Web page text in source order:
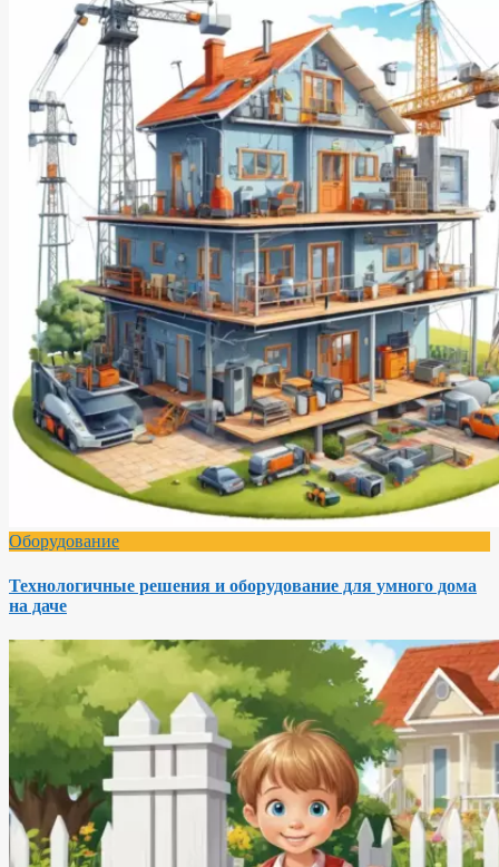
Оборудование
Технологичные решения и оборудование для умного дома
на даче